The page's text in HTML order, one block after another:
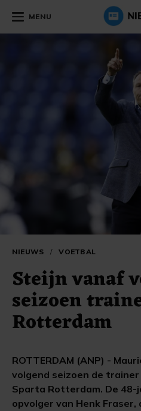
MENU
NIEUWS / VOETBAL
Steijn vanaf
seizoen
Rotterdam
ROTTERDAM (ANP) -
volgend seizoen de
Sparta Rotterdam. De 48-
opvolger van Henk